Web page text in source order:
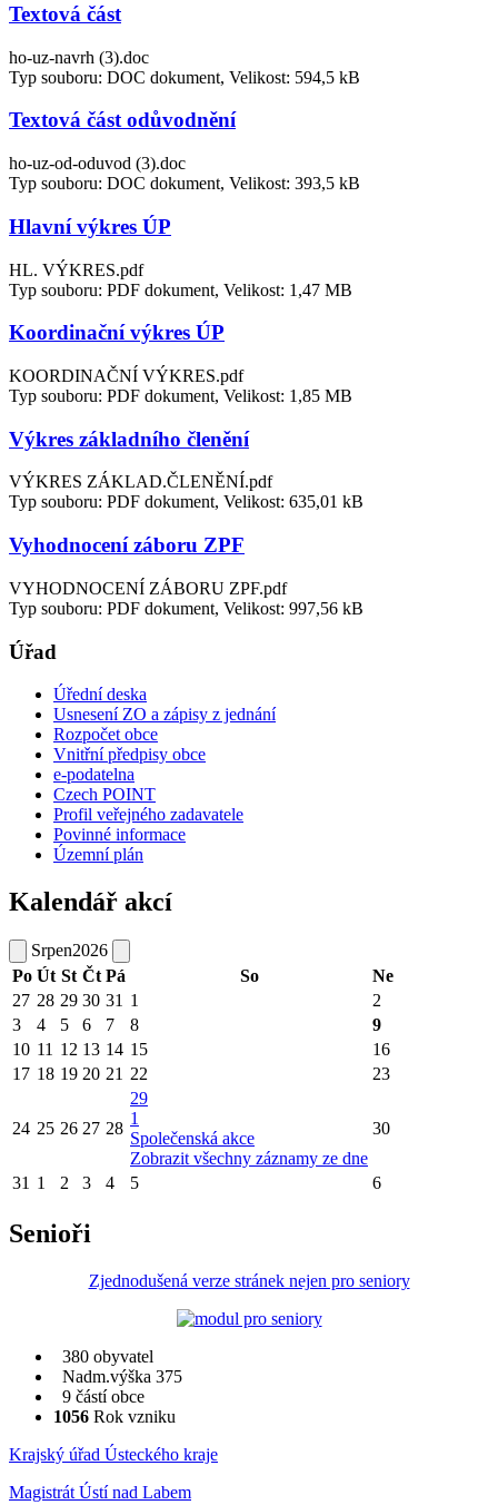
Textová část
ho-uz-navrh (3).doc
Typ souboru: DOC dokument, Velikost: 594,5 kB
Textová část odůvodnění
ho-uz-od-oduvod (3).doc
Typ souboru: DOC dokument, Velikost: 393,5 kB
Hlavní výkres ÚP
HL. VÝKRES.pdf
Typ souboru: PDF dokument, Velikost: 1,47 MB
Koordinační výkres ÚP
KOORDINAČNÍ VÝKRES.pdf
Typ souboru: PDF dokument, Velikost: 1,85 MB
Výkres základního členění
VÝKRES ZÁKLAD.ČLENĚNÍ.pdf
Typ souboru: PDF dokument, Velikost: 635,01 kB
Vyhodnocení záboru ZPF
VYHODNOCENÍ ZÁBORU ZPF.pdf
Typ souboru: PDF dokument, Velikost: 997,56 kB
Úřad
Úřední deska
Usnesení ZO a zápisy z jednání
Rozpočet obce
Vnitřní předpisy obce
e-podatelna
Czech POINT
Profil veřejného zadavatele
Povinné informace
Územní plán
Kalendář akcí
Srpen2026
Po Út St Čt Pá So
Ne
27 28 29 30 31 1
2
3
4 5 6 7 8
9
10 11 12 13 14 15
16
17 18 19 20 21 22 23
24 25 26 27 28
29
1
Společenská akce
Zobrazit všechny záznamy ze dne
30
31 1 2 3 4 5 6
Senioři
Zjednodušená verze stránek nejen pro seniory
380 obyvatel
Nadm.výška 375
9 částí obce
1056 Rok vzniku
Krajský úřad Ústeckého kraje
Magistrát Ústí nad Labem